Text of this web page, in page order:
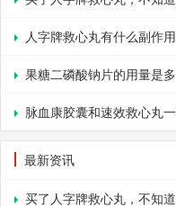
救心丸为纯天然珍貴动植物
冠心病、心绞痛、心功能不
尤其是品质高端的天然牛黄
切疗效。<br
人字牌救心丸有什么副作
果糖二磷酸钠片的用量是
脉血康胶囊和速效救心丸
最新资讯
买了人字牌救心丸，不